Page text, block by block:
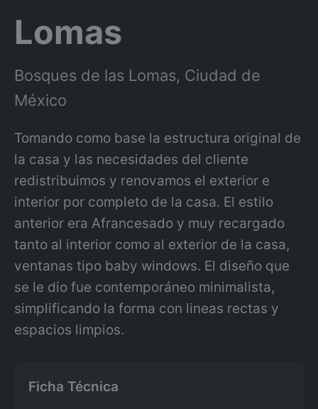
Lomas
Bosques de las Lomas, Ciudad de
México
Tomando como base la estructura original de
la casa y las necesidades del cliente
redistribuimos y renovamos el exterior e
interior por completo de la casa. El estilo
anterior era Afrancesado y muy recargado
tanto al interior como al exterior de la casa,
ventanas tipo baby windows. El diseño que
se le dio fue contemporáneo minimalista,
simplificando la forma con lineas rectas y
espacios limpios.
Ficha Técnica